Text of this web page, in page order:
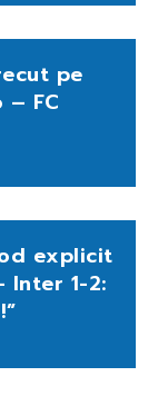
pe
FC
explicit
Inter 1-2: